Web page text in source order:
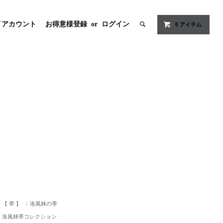
カウント お得意様登録 or ログイン 0 アイテム
【 帯 】 / 洛風林の帯
洛風林帯コレクション